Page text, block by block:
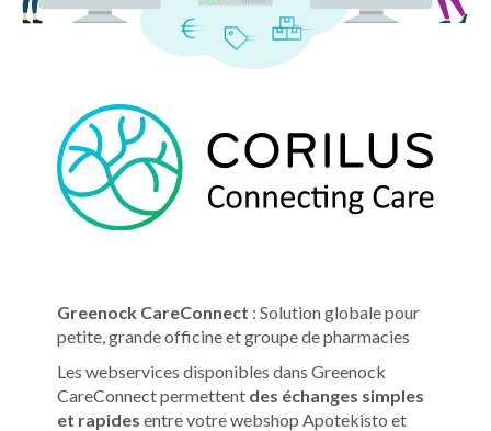
Greenock CareConnect : Solution globale pour
petite, grande officine et groupe de pharmacies
Les webservices disponibles dans Greenock
CareConnect permettent des échanges simples
et rapides entre votre webshop Apotekisto et